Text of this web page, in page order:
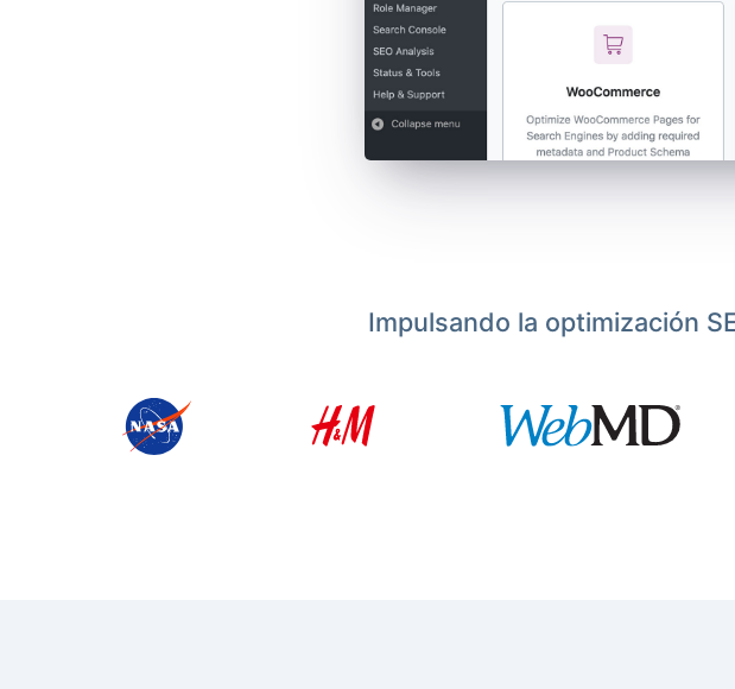
Impulsando la optimización